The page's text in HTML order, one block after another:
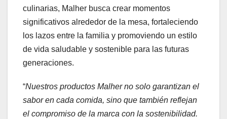
culinarias, Malher busca crear momentos
significativos alrededor de la mesa, fortaleciendo
los lazos entre la familia y promoviendo un estilo
de vida saludable y sostenible para las futuras
generaciones.
“Nuestros productos Malher no solo garantizan el
sabor en cada comida, sino que también reflejan
el compromiso de la marca con la sostenibilidad.